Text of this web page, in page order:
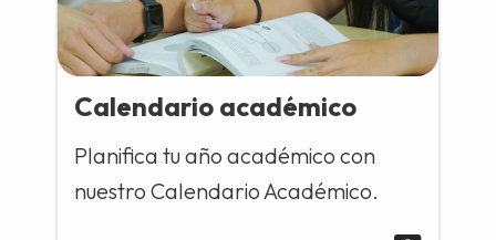
Calendario académico
Planifica tu año académico con
nuestro Calendario Académico.